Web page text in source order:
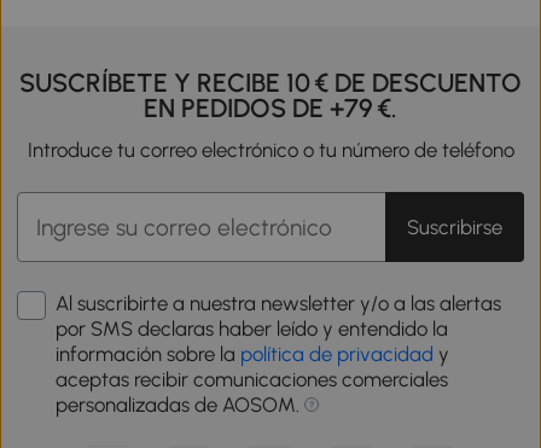
SUSCRÍBETE Y RECIBE 10 € DE DESCUENTO
EN PEDIDOS DE +79 €.
Introduce tu correo electrónico o tu número de teléfono
Suscribirse
Al suscribirte a nuestra newsletter y/o a las alertas
por SMS declaras haber leído y entendido la
información sobre la política de privacidad y
aceptas recibir comunicaciones comerciales
personalizadas de AOSOM.